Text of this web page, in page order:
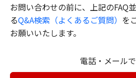
お問い合わせの前に、上記のFAQ
るQ&A検索（よくあるご質問） を
お願いいたします。
電話・メール